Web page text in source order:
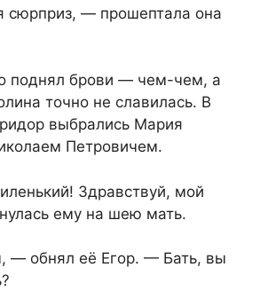
сюрприз, — прошептала она
поднял брови — чем-чем, а
точно не славилась. В
выбрались Мария
Петровичем.
Здравствуй, мой
ему на шею мать.
— обнял её Егор. — Бать, вы